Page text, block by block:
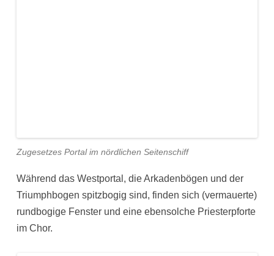
Zugesetzes Portal im nördlichen Seitenschiff
Während das Westportal, die Arkadenbögen und der
Triumphbogen spitzbogig sind, finden sich (vermauerte)
rundbogige Fenster und eine ebensolche Priesterpforte
im Chor.